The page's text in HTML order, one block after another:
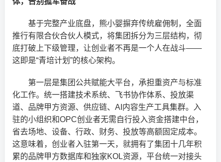
基于完整产业底盘，熊小婴摒弃传统雇佣制，全面
推行有限合伙合伙人模式，将集团拆分为三层结构，彻
底打破上下级管理，让创业者不再是一个人在战斗——
这即是“青培计划”的核心架构。
第一层是集团公共赋能大平台，承担重资产与标准
化工作。统一搭建技术系统、飞书协作体系、投放渠
道、品牌甲方资源、供应链、AI内容生产工具集群。入
驻的小组织和OPC创业者无需自行投入资金搭建中台，
省去场地、设备、行政、财务、投放等高额固定成本。
这意味着，创业者入驻第一天，就拥有了集团十几年积
累的品牌甲方数据库和独家KOL资源，平台统一对接头